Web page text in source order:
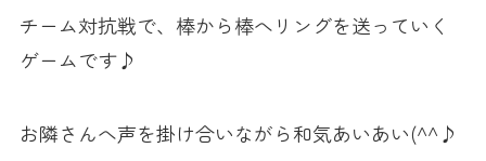
チーム対抗戦で、棒から棒へリングを送っていく
ゲームです♪
お隣さんへ声を掛け合いながら和気あいあい(^^♪